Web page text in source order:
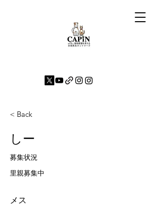
< Back
しー
募集状況
里親募集中
メス